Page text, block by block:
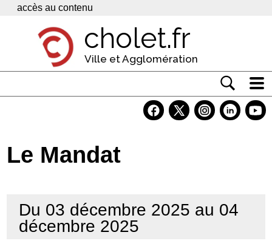
Panneau de gestion des cookies
accès au contenu
cholet.fr
Ville et Agglomération
Economie
Contacts
Le Mandat
Du 03 décembre 2025 au 04
décembre 2025